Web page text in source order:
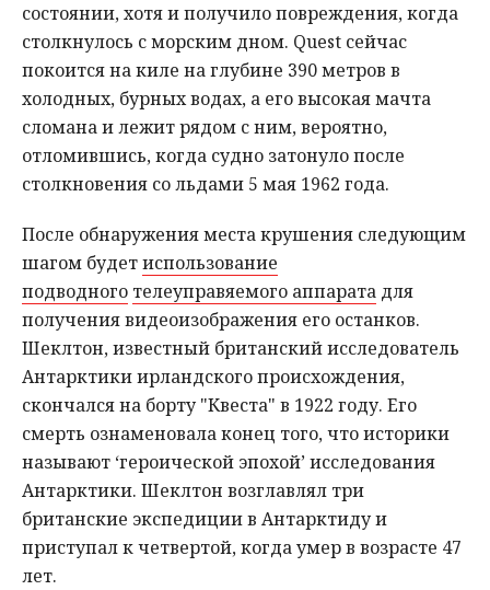
состоянии, хотя и получило повреждения, когда
столкнулось с морским дном. Quest сейчас
покоится на киле на глубине 390 метров в
холодных, бурных водах, а его высокая мачта
сломана и лежит рядом с ним, вероятно,
отломившись, когда судно затонуло после
столкновения со льдами 5 мая 1962 года.
После обнаружения места крушения следующим
шагом будетиспользование
подводного телеуправяемого аппарата для
получения видеоизображения его останков.
Шеклтон, известный британский исследователь
Антарктики ирландского происхождения,
скончался на борту "Квеста" в 1922 году. Его
смерть ознаменовала конец того, что историки
называют ‘героической эпохой’ исследования
Антарктики. Шеклтон возглавлял три
британские экспедиции в Антарктиду и
приступал к четвертой, когда умер в возрасте 47
лет.